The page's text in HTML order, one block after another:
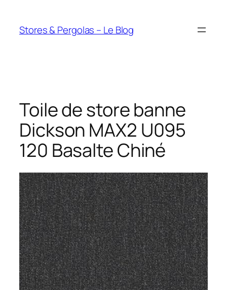
contenu
Stores & Pergolas – Le Blog
Toile de store banne
Dickson MAX2 U095
120 Basalte Chiné